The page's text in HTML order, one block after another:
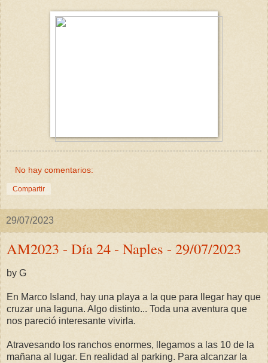
No hay comentarios:
Compartir
29/07/2023
AM2023 - Día 24 - Naples - 29/07/2023
by G
En Marco Island, hay una playa a la que para llegar hay que
cruzar una laguna. Algo distinto... Toda una aventura que
nos pareció interesante vivirla.
Atravesando los ranchos enormes, llegamos a las 10 de la
mañana al lugar. En realidad al parking. Para alcanzar la